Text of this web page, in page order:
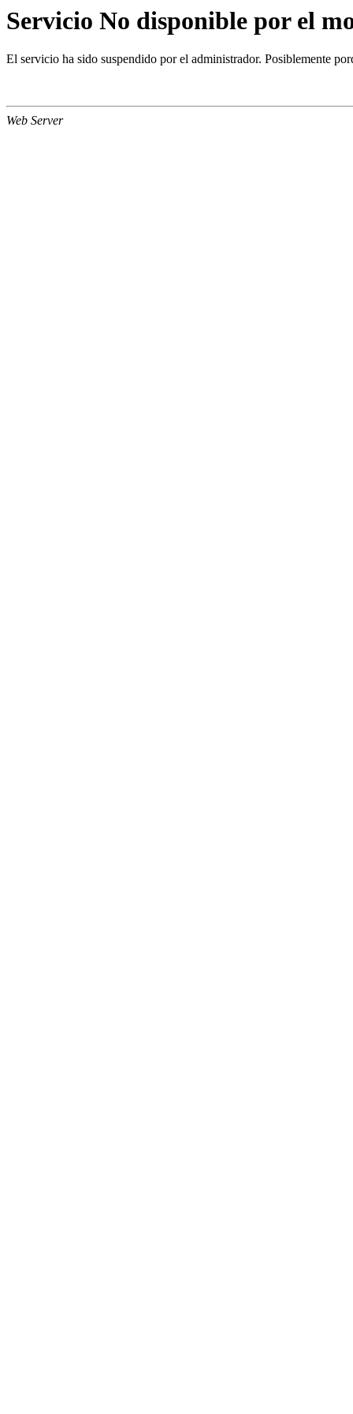
Servicio No disponible por el
El servicio ha sido suspendido por el administrador. Posiblemente
Web Server